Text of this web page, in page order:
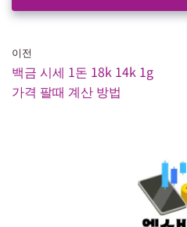
이전
백금 시세 1돈 18k 14k 1g
가격 팔때 계산 방법